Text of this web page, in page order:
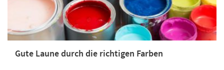
Gute Laune durch die richtigen Farben